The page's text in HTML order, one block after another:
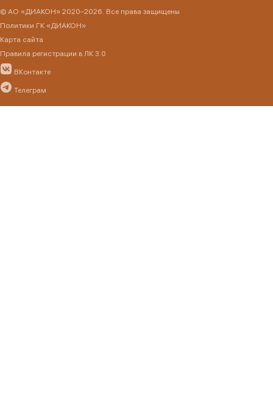
© АО «ДИАКОН» 2020–2026. Все права защищены
Политики ГК «ДИАКОН»
Карта сайта
Правила регистрации в ЛК 3.0
ВКонтакте
Телеграм